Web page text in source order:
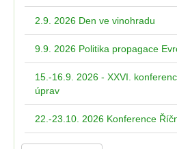
2.9. 2026 Den ve vinohradu
9.9. 2026 Politika propagace
15.-16.9. 2026 - XXVI.
úprav
22.-23.10. 2026 Konference